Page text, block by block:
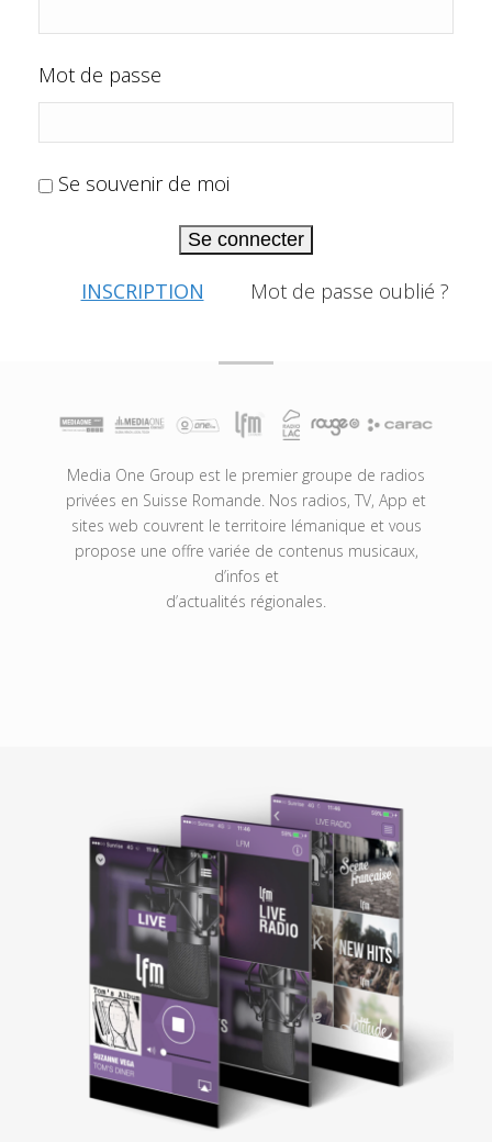
Mot de passe
Se souvenir de moi
Se connecter
INSCRIPTION Mot de passe oublié ?
Media One Group est le premier groupe de radios
privées en Suisse Romande. Nos radios, TV, App et
sites web couvrent le territoire lémanique et vous
propose une offre variée de contenus musicaux,
d’infos et
d’actualités régionales.